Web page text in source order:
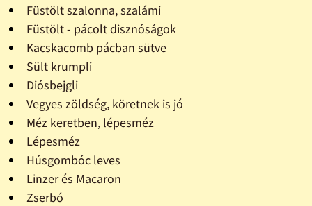
Füstölt szalonna, szalámi
Füstölt - pácolt disznóságok
Kacskacomb pácban sütve
Sült krumpli
Diósbejgli
Vegyes zöldség, köretnek is jó
Méz keretben, lépesméz
Lépesméz
Húsgombóc leves
Linzer és Macaron
Zserbó